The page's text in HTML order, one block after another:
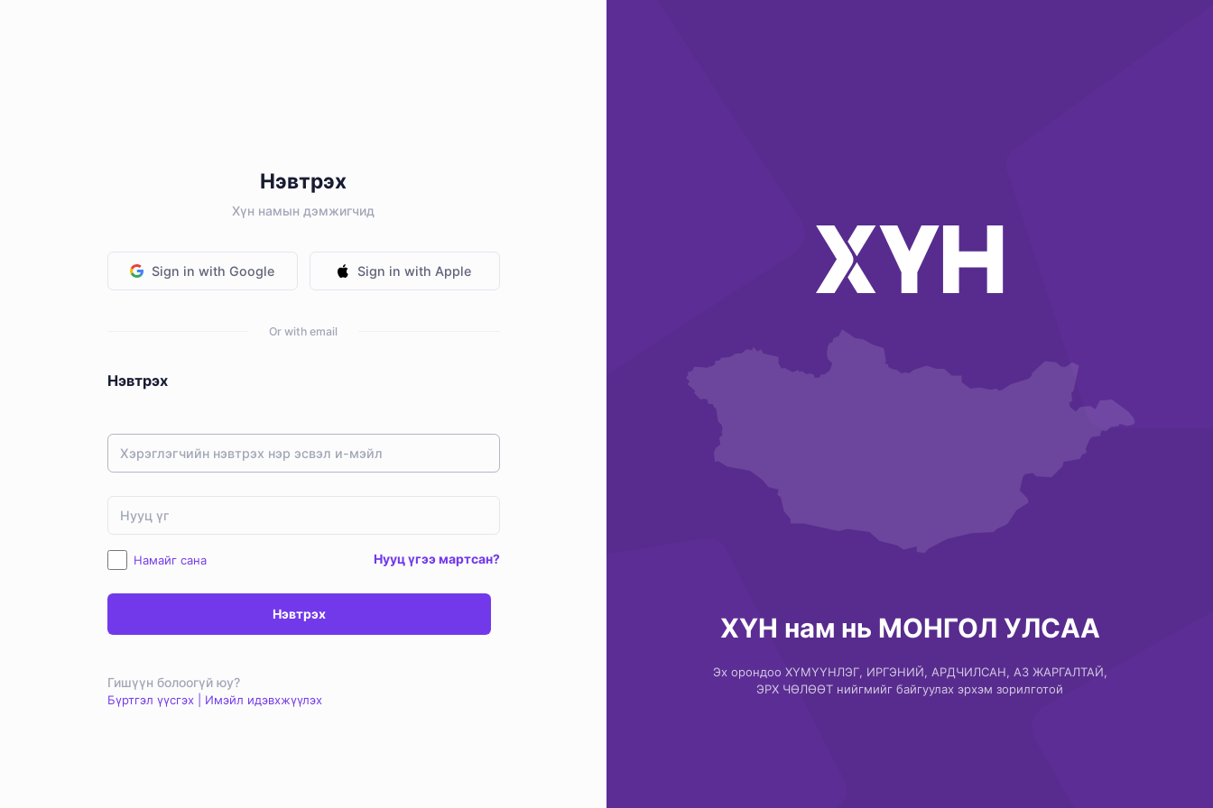
Нэвтрэх
Хүн намын дэмжигчид
Sign in with Google Sign in with Apple
Or with email
Нэвтрэх
Намайг сана Нууц үгээ мартсан?
Нэвтрэх
Гишүүн болоогүй юу?
Бүртгэл үүсгэх Имэйл идэвхжүүлэх
ХҮН нам нь МОНГОЛ УЛСАА
Эх орондоо ХҮМҮҮНЛЭГ, ИРГЭНИЙ, АРДЧИЛСАН, АЗ ЖАРГАЛТАЙ,
ЭРХ ЧӨЛӨӨТ нийгмийг байгуулах эрхэм зорилготой